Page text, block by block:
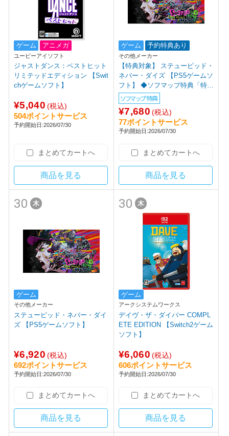
ゲーム アニメガ
ユービーアイソフト
ジャストダンス：ベストヒット
リミテッドエディション 【Swit
chゲームソフト】
¥5,040 (税込)
504ポイントサービス
予約開始日:2026/07/30
まとめてカートへ
商品を見る
ゲーム 予約特典あり
その他メーカー
【特典対象】 ステューピッド・
ネバー・ダイズ 【PS5ゲームソ
フト】 ◆ソフマップ特典「特典
企画中」
ソフマップ特典
¥7,680 (税込)
77ポイントサービス
予約開始日:2026/07/30
まとめてカートへ
商品を見る
30 木
ゲーム
その他メーカー
ステューピッド・ネバー・ダイ
ズ 【PS5ゲームソフト】
¥6,920 (税込)
692ポイントサービス
予約開始日:2026/07/30
まとめてカートへ
商品を見る
30 木
ゲーム
アークシステムワークス
デイヴ・ザ・ダイバー COMPL
ETE EDITION 【Switch2ゲーム
ソフト】
¥6,060 (税込)
606ポイントサービス
予約開始日:2026/07/30
まとめてカートへ
商品を見る